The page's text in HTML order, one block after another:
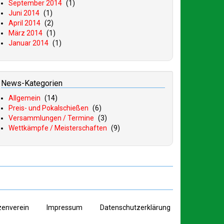
September 2014 (1)
Juni 2014 (1)
April 2014 (2)
März 2014 (1)
Januar 2014 (1)
News-Kategorien
Allgemein (14)
Preis- und Pokalschießen (6)
Versammlungen / Termine (3)
Wettkämpfe / Meisterschaften (9)
mpressum Datenschutzerklärung